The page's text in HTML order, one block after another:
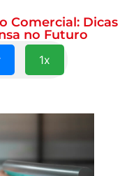
Comercial: Dicas
no Futuro
1x